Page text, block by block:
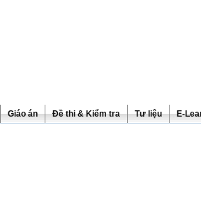
Giáo án Đề thi & Kiểm tra Tư liệu E-